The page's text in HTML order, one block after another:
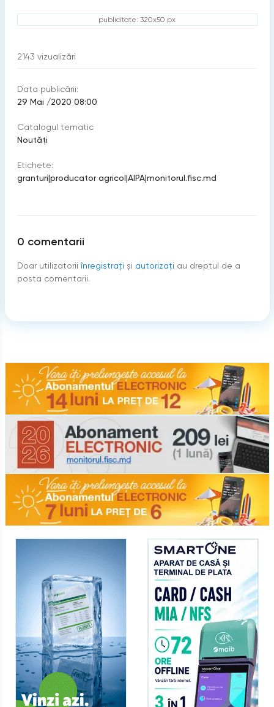
publicitate: 320x50 px
2143 vizualizări
Data publicării:
29 Mai /2020 08:00
Catalogul tematic
Noutăți
Etichete:
granturi|producator agricol|AIPA|monitorul.fisc.md
0 comentarii
Doar utilizatorii înregistraţi şi autorizați au dreptul de a
posta comentarii.